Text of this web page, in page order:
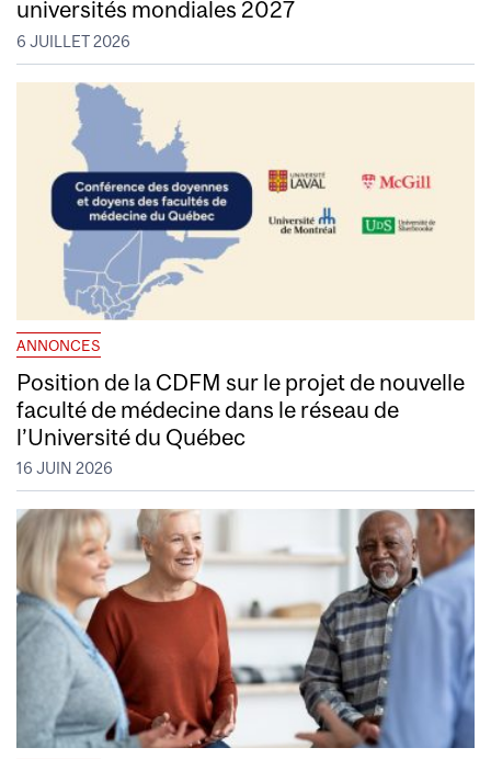
universités mondiales 2027
6 JUILLET 2026
ANNONCES
Position de la CDFM sur le projet de nouvelle
faculté de médecine dans le réseau de
l’Université du Québec
16 JUIN 2026